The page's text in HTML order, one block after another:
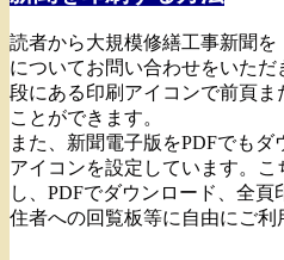
読者から大規模修繕工事新聞
についてお問い合わせをいた
段にある印刷アイコンで前頁
ことができます。
また、新聞電子版をPDFでも
アイコンを設定しています。
し、PDFでダウンロード、全
住者への回覧板等に自由にご利